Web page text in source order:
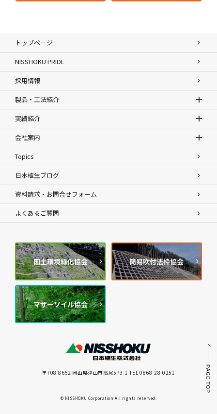
トップページ
NISSHOKU PRIDE
採用情報
製品・工法紹介
実績紹介
会社案内
Topics
日本植生ブログ
資料請求・お問合せフォーム
よくあるご質問
国土環境緑化協会 簡易吹付法枠協会
マザーソイル協会
〒708-8652 岡山県津山市高尾573-1 TEL 0868-28-0251
© NISSHOKU Corporation All rights reserved.